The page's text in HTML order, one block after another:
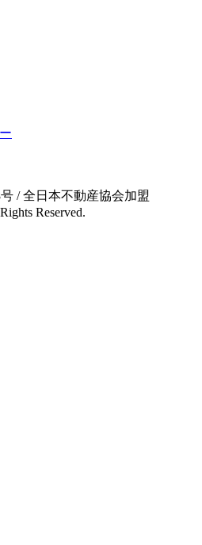
/ 全日本不動産協会加盟
Reserved.